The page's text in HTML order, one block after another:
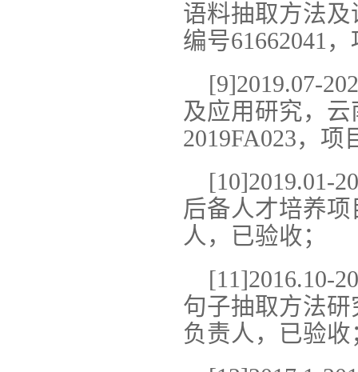
语料抽取方法
编号61662041
[9]2019.07-
及应用研究，
2019FA023，
[10]2019.01-
后备人才培养项
人，已验收；
[11]2016.10-
句子抽取方法研
负责人，已验收